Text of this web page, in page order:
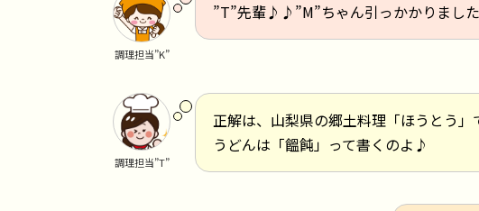
調理担当”K”
”T”先輩♪♪”M”ちゃん引っかかりまし
調理担当”T”
正解は、山梨県の郷土料理「ほうとう
うどんは「饂飩」って書くのよ♪